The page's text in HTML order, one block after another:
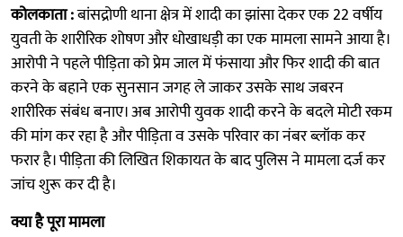
कोलकाता :बांसद्रोणी थाना क्षेत्र में शादी का झांसा देकर एक 22 वर्षीय
युवती के शारीरिक शोषण और धोखाधड़ी का एक मामला सामने आया है।
आरोपी ने पहले पीड़िता को प्रेम जाल में फंसाया और फिर शादी की बात
करने के बहाने एक सुनसान जगह ले जाकर उसके साथ जबरन
शारीरिक संबंध बनाए। अब आरोपी युवक शादी करने के बदले मोटी रकम
की मांग कर रहा है और पीड़िता व उसके परिवार का नंबर ब्लॉक कर
फरार है। पीड़िता की लिखित शिकायत के बाद पुलिस ने मामला दर्ज कर
जांच शुरू कर दी है।
क्या है पूरा मामला